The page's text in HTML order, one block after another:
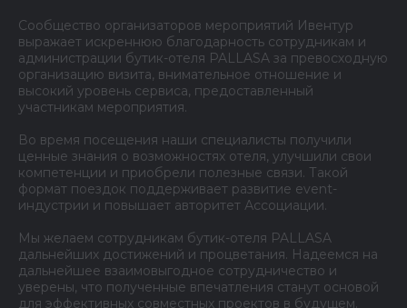
Сообщество организаторов мероприятий Ивентур
выражает искреннюю благодарность сотрудникам и
администрации бутик-отеля PALLASA за превосходную
организацию визита, внимательное отношение и
высокий уровень сервиса, предоставленный
участникам мероприятия.
Во время посещения наши специалисты получили
ценные знания о возможностях отеля, улучшили свои
компетенции и приобрели полезные связи. Такой
формат поездок поддерживает развитие event-
индустрии и повышает авторитет Ассоциации.
Мы желаем сотрудникам бутик-отеля PALLASA
дальнейших достижений и процветания. Надеемся на
дальнейшее взаимовыгодное сотрудничество и
уверены, что полученные впечатления станут основой
для эффективных совместных проектов в будущем.